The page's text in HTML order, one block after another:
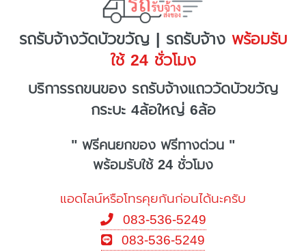
รถรับจ้างวัดบัวขวัญ | รถรับจ้าง พร้อมรับ
ใช้ 24 ชั่วโมง
บริการรถขนของ รถรับจ้างแถววัดบัวขวัญ
กระบะ 4ล้อใหญ่ 6ล้อ
" ฟรีคนยกของ ฟรีทางด่วน "
พร้อมรับใช้ 24 ชั่วโมง
แอดไลน์หรือโทรคุยกันก่อนได้นะครับ
083-536-5249
083-536-5249